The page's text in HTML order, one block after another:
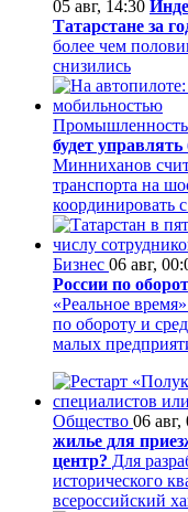
05 авг, 14:30
Татарстане за
более чем
снизились
Промышленность
будет
Минниханов
транспорта на
координировать
Бизнес 06 авг,
России по
«Реальное
по обороту и
малых
Общество 06 авг,
жилье для
центр? Для
исторического
всероссийский